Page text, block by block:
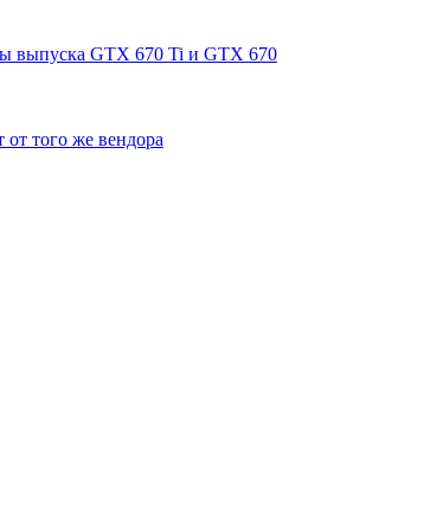
выпуска GTX 670 Ti и GTX 670
того же вендора